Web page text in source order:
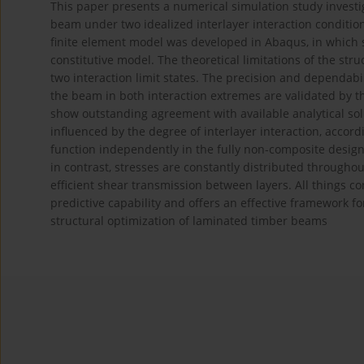
This paper presents a numerical simulation study
beam under two idealized interlayer interaction
finite element model was developed in Abaqus, in
constitutive model. The theoretical limitations of the
two interaction limit states. The precision and
the beam in both interaction extremes are validated by
show outstanding agreement with available analytical
influenced by the degree of interlayer interaction,
function independently in the fully non-composite
in contrast, stresses are constantly distributed
efficient shear transmission between layers. All things
predictive capability and offers an effective framework
structural optimization of laminated timber beams